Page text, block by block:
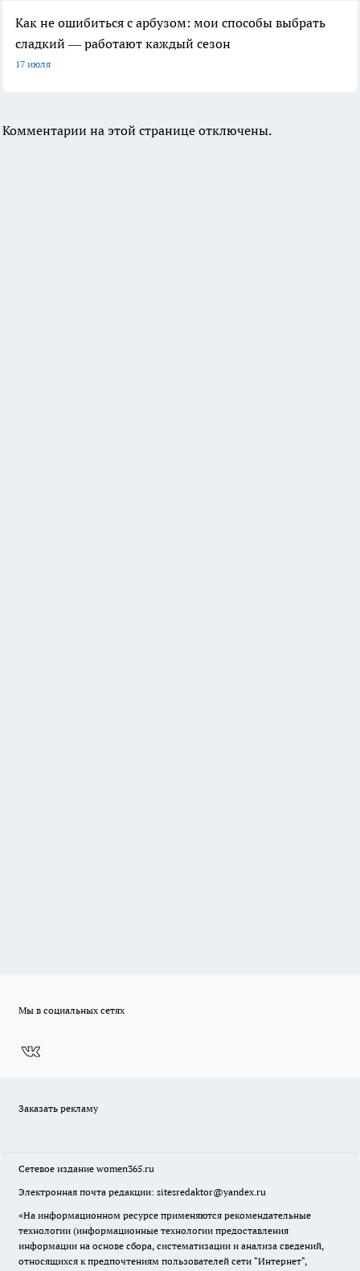
Как не ошибиться с арбузом: мои способы выбрать
сладкий — работают каждый сезон
17 июля
Комментарии на этой странице отключены.
Мы в социальных сетях
Заказать рекламу
Сетевое издание women365.ru
Электронная почта редакции: sitesredaktor@yandex.ru
«На информационном ресурсе применяются рекомендательные
технологии (информационные технологии предоставления
информации на основе сбора, систематизации и анализа сведений,
относящихся к предпочтениям пользователей сети "Интернет",